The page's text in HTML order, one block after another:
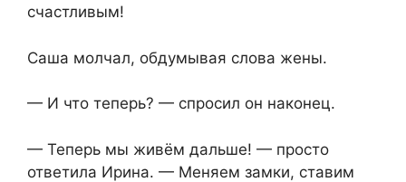
счастливым!
Саша молчал, обдумывая слова жены.
— И что теперь? — спросил он наконец.
— Теперь мы живём дальше! — просто
ответила Ирина. — Меняем замки, ставим